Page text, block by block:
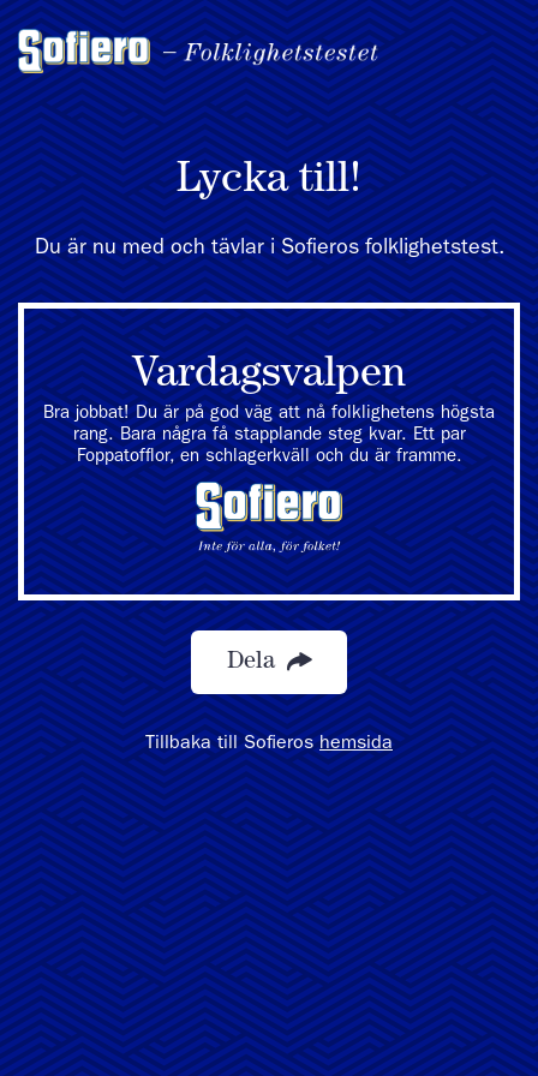
Lycka till!
Du är nu med och tävlar i Sofieros folklighetstest.
Vardagsvalpen
Bra jobbat! Du är på god väg att nå folklighetens högsta
rang. Bara några få stapplande steg kvar. Ett par
Foppatofflor, en schlagerkväll och du är framme.
Dela
Tillbaka till Sofieroshemsida